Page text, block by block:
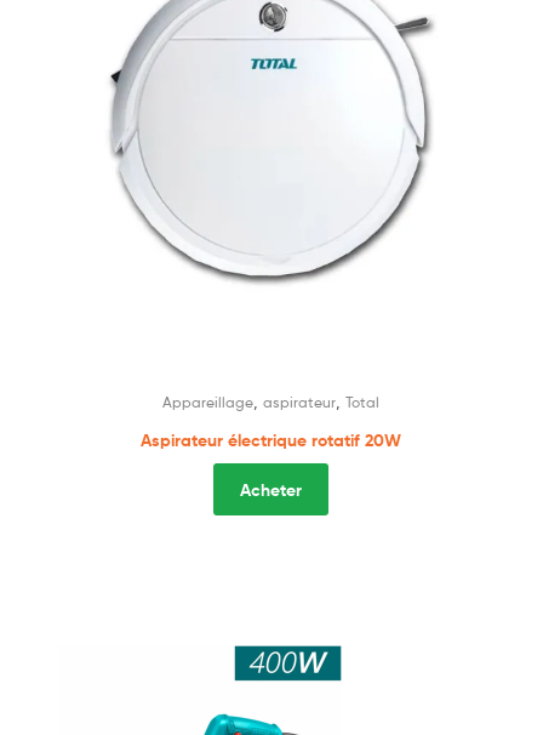
Appareillage aspirateur Total
Aspirateur électrique rotatif 20W
Acheter